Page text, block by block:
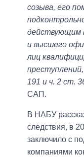
созыва, его
действующим
и высшего
лиц
191 и ч. 2 ст.
САП.
В НАБУ
следствия, в
заключило с
компаниями